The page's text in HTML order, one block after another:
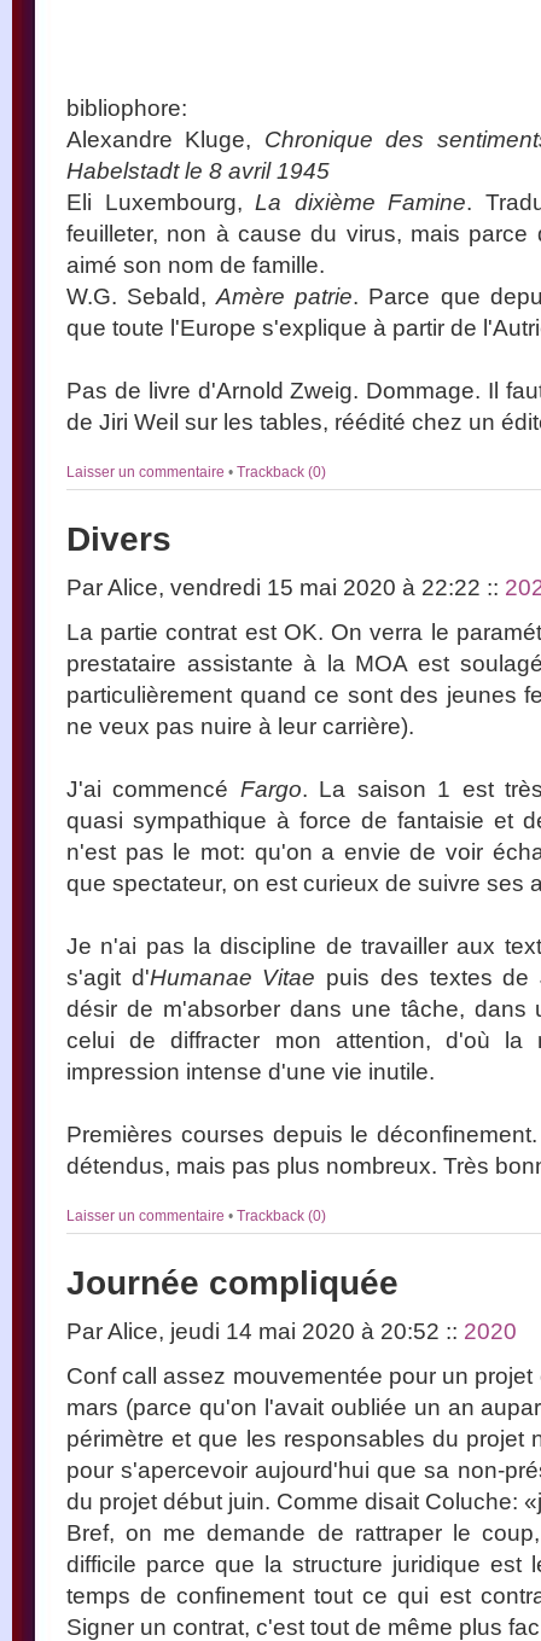
bibliophore:
Alexandre Kluge, Chronique des
Habelstadt le 8 avril 1945
Eli Luxembourg, La dixième Famine.
feuilleter, non à cause du virus, mais
aimé son nom de famille.
W.G. Sebald,Amère patrie. Parce que
que toute l'Europe s'explique à partir de
Pas de livre d'Arnold Zweig. Dommage. Il
de Jiri Weil sur les tables, réédité chez un
Laisser un commentaire • Trackback (0)
Divers
Par Alice, vendredi 15 mai 2020 à 22:22 ::
La partie contrat est OK. On verra le
prestataire assistante à la MOA est
particulièrement quand ce sont des jeunes
ne veux pas nuire à leur carrière).
J'ai commencé Fargo. La saison 1 est
quasi sympathique à force de fantaisie et
n'est pas le mot: qu'on a envie de voir
que spectateur, on est curieux de suivre ses
Je n'ai pas la discipline de travailler aux
s'agit d'Humanae Vitae puis des textes de
désir de m'absorber dans une tâche, dans
celui de diffracter mon attention, d'où la
impression intense d'une vie inutile.
Premières courses depuis le
détendus, mais pas plus nombreux. Très
Laisser un commentaire • Trackback (0)
Journée compliquée
Par Alice, jeudi 14 mai 2020 à 20:52 :: 2020
Conf call assez mouvementée pour un
mars (parce qu'on l'avait oubliée un an
périmètre et que les responsables du projet
pour s'apercevoir aujourd'hui que sa non-
du projet début juin. Comme disait Coluche:
Bref, on me demande de rattraper le
difficile parce que la structure juridique est
temps de confinement tout ce qui est
Signer un contrat, c'est tout de même plus